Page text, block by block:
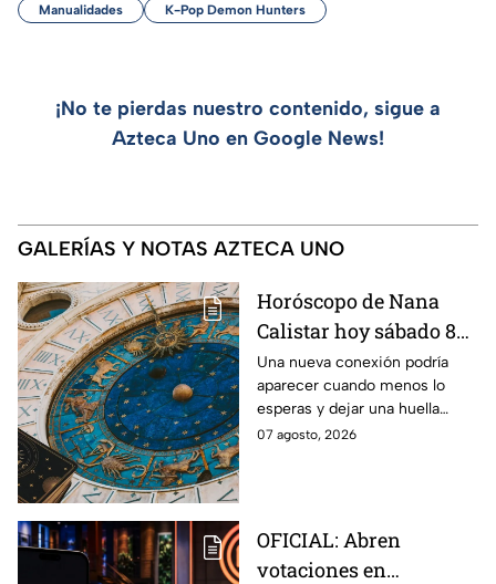
Manualidades K-Pop Demon Hunters
¡No te pierdas nuestro contenido, sigue a
Azteca Uno en Google News!
GALERÍAS Y NOTAS AZTECA UNO
Horóscopo de Nana
Calistar hoy sábado 8
de agosto del 2026 para
cada signo; una
conexión inesperada
podría transformar tus
Una nueva conexión podría
aparecer cuando menos lo
esperas y dejar una huella
importante.
07 agosto, 2026
OFICIAL: Abren
votaciones en